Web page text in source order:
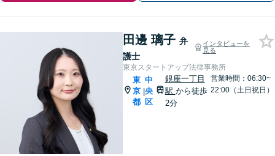
田邊 璃子 弁
護士
インタビューを
見る
東京スタートアップ法律事務所
東
京
都
|
中
央
区
銀座一丁目
駅 から徒歩
2分
営業時間：06:30~
22:00（土日祝日）